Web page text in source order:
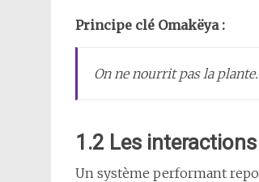
Principe clé Omakëya :
On ne nourrit pas la
1.2 Les
Un système performant